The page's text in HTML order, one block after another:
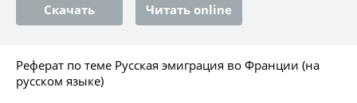
Скачать Читать online
Реферат по теме Русская эмиграция во Франции (на
русском языке)